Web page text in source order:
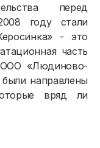
перед
году стали
- это
часть
ООО «Людиново-
направлены
вряд ли